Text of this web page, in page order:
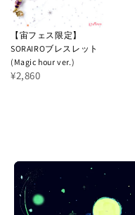
【宙フェス限定】
SORAIROブレスレット
(Magic hour ver.)
¥2,860